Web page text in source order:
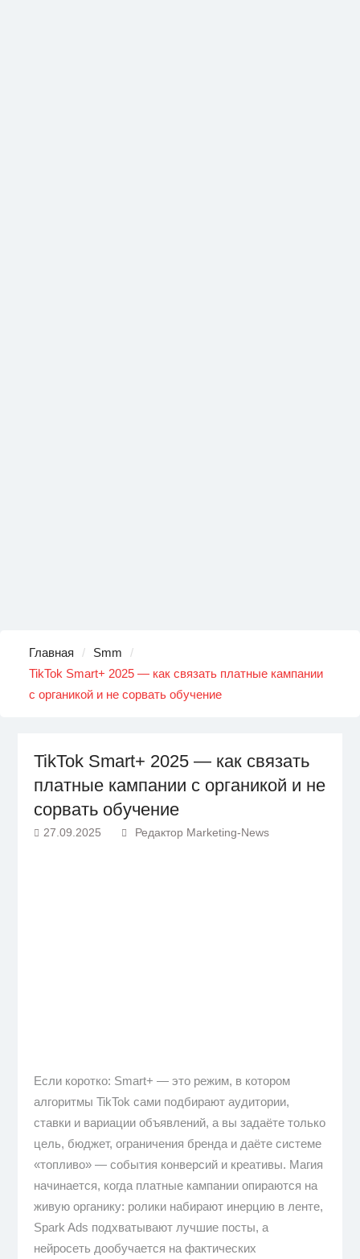
Главная
Smm
TikTok Smart+ 2025 — как связать платные кампании
с органикой и не сорвать обучение
TikTok Smart+ 2025 — как связать
платные кампании с органикой и не
сорвать обучение
27.09.2025 Редактор Marketing-News
Если коротко: Smart+ — это режим, в котором
алгоритмы TikTok сами подбирают аудитории,
ставки и вариации объявлений, а вы задаёте только
цель, бюджет, ограничения бренда и даёте системе
«топливо» — события конверсий и креативы. Магия
начинается, когда платные кампании опираются на
живую органику: ролики набирают инерцию в ленте,
Spark Ads подхватывают лучшие посты, а
нейросеть дообучается на фактических